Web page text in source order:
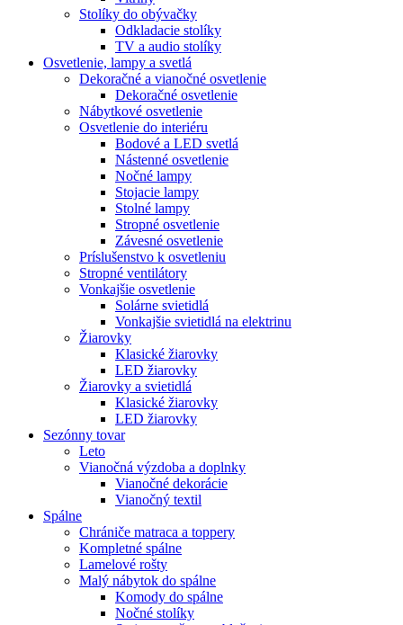
Stolíky do obývačky
Odkladacie stolíky
TV a audio stolíky
Osvetlenie, lampy a svetlá
Dekoračné a vianočné osvetlenie
Dekoračné osvetlenie
Nábytkové osvetlenie
Osvetlenie do interiéru
Bodové a LED svetlá
Nástenné osvetlenie
Nočné lampy
Stojacie lampy
Stolné lampy
Stropné osvetlenie
Závesné osvetlenie
Príslušenstvo k osvetleniu
Stropné ventilátory
Vonkajšie osvetlenie
Solárne svietidlá
Vonkajšie svietidlá na elektrinu
Žiarovky
Klasické žiarovky
LED žiarovky
Žiarovky a svietidlá
Klasické žiarovky
LED žiarovky
Sezónny tovar
Leto
Vianočná výzdoba a doplnky
Vianočné dekorácie
Vianočný textil
Spálne
Chrániče matraca a toppery
Kompletné spálne
Lamelové rošty
Malý nábytok do spálne
Komody do spálne
Nočné stolíky